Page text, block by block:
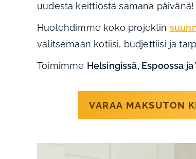
uudesta keittiöstä samana päivänä!
Huolehdimme koko projektin
valitsemaan kotiisi, budjettiisi ja
Toimimme Helsingissä, Espoossa
VARAA MAKSUTON